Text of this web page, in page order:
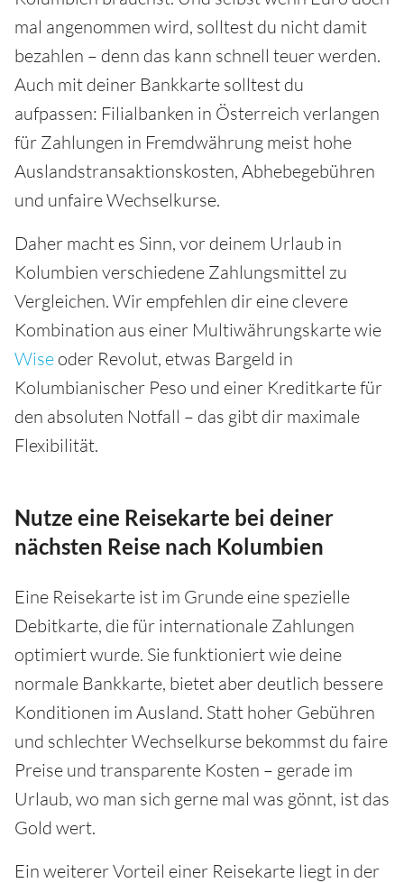
mal angenommen wird, solltest du nicht damit
bezahlen – denn das kann schnell teuer werden.
Auch mit deiner Bankkarte solltest du
aufpassen: Filialbanken in Österreich verlangen
für Zahlungen in Fremdwährung meist hohe
Auslandstransaktionskosten, Abhebegebühren
und unfaire Wechselkurse.
Daher macht es Sinn, vor deinem Urlaub in
Kolumbien verschiedene Zahlungsmittel zu
Vergleichen. Wir empfehlen dir eine clevere
Kombination aus einer Multiwährungskarte wie
Wise oder Revolut, etwas Bargeld in
Kolumbianischer Peso und einer Kreditkarte für
den absoluten Notfall – das gibt dir maximale
Flexibilität.
Nutze eine Reisekarte bei deiner
nächsten Reise nach Kolumbien
Eine Reisekarte ist im Grunde eine spezielle
Debitkarte, die für internationale Zahlungen
optimiert wurde. Sie funktioniert wie deine
normale Bankkarte, bietet aber deutlich bessere
Konditionen im Ausland. Statt hoher Gebühren
und schlechter Wechselkurse bekommst du faire
Preise und transparente Kosten – gerade im
Urlaub, wo man sich gerne mal was gönnt, ist das
Gold wert.
Ein weiterer Vorteil einer Reisekarte liegt in der